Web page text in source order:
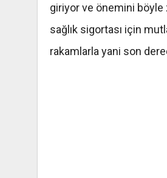
giriyor ve önemini
sağlık sigortası için
rakamlarla yani son